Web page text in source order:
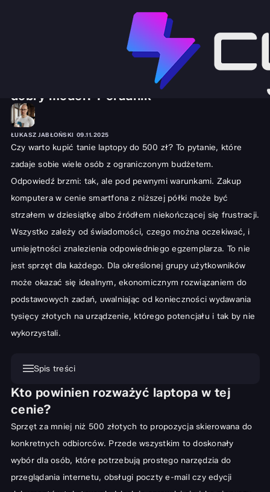
Tanie laptopy do 500 zł: Jak znaleźć
dobry model? Poradnik
ŁUKASZ JABŁOŃSKI 09.11.2025
Czy warto kupić tanie laptopy do 500 zł? To pytanie, które
zadaje sobie wiele osób z ograniczonym budżetem.
Odpowiedź brzmi: tak, ale pod pewnymi warunkami. Zakup
komputera w cenie smartfona z niższej półki może być
strzałem w dziesiątkę albo źródłem niekończącej się frustracji.
Wszystko zależy od świadomości, czego można oczekiwać, i
umiejętności znalezienia odpowiedniego egzemplarza. To nie
jest sprzęt dla każdego. Dla określonej grupy użytkowników
może okazać się idealnym, ekonomicznym rozwiązaniem do
podstawowych zadań, uwalniając od konieczności wydawania
tysięcy złotych na urządzenie, którego potencjału i tak by nie
wykorzystali.
Spis treści
Kto powinien rozważyć laptopa w tej cenie?
Realistyczne oczekiwania wobec budżetowego sprzętu
Kluczowe parametry techniczne – na co zwrócić uwagę?
Dysk twardy (HDD vs SSD) – wpływ na szybkość działania
Kto powinien rozważyć laptopa w tej
cenie?
Sprzęt za mniej niż 500 złotych to propozycja skierowana do
konkretnych odbiorców. Przede wszystkim to doskonały
wybór dla osób, które potrzebują prostego narzędzia do
przeglądania internetu, obsługi poczty e-mail czy edycji